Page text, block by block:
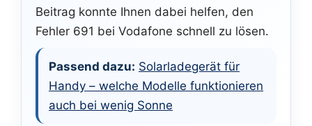
Beitrag konnte Ihnen dabei helfen, den
Fehler 691 bei Vodafone schnell zu lösen.
Passend dazu: Solarladegerät für
Handy – welche Modelle funktionieren
auch bei wenig Sonne